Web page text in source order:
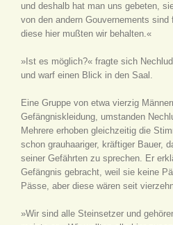
und deshalb hat man uns gebeten,
von den andern Gouvernements
diese hier mußten wir behalten.«
»Ist es möglich?« fragte sich
und warf einen Blick in den Saal.
Eine Gruppe von etwa vierzig
Gefängniskleidung, umstanden
Mehrere erhoben gleichzeitig die
schon grauhaariger, kräftiger Bauer,
seiner Gefährten zu sprechen. Er
Gefängnis gebracht, weil sie keine
Pässe, aber diese wären seit
»Wir sind alle Steinsetzer und